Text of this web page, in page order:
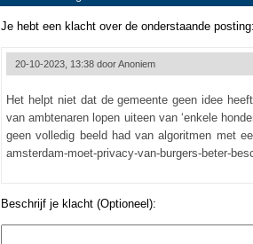
Je hebt een klacht over de onderstaande posting:
20-10-2023, 13:38 doorAnoniem
Het helpt niet dat de gemeente geen idee
van ambtenaren lopen uiteen van ‘enkele
geen volledig beeld had van algoritmen met
amsterdam-moet-privacy-van-burgers-beter-
Beschrijf je klacht (Optioneel):